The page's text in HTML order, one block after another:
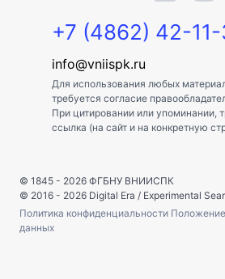
+7 (4862) 42-
info@vniispk.ru
Для использования любых
требуется согласие
При цитировании или упоминании,
ссылка (на сайт и на конкретную
© 1845 - 2026 ФГБНУ ВНИИСПК
© 2016 - 2026 Digital Era / Experimental
Политика конфиденциальности
данных